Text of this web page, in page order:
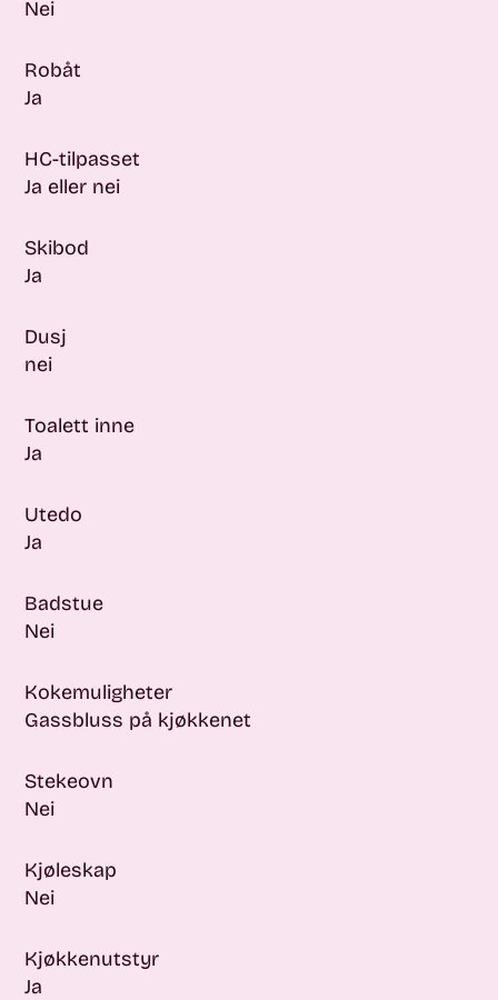
Nei
Robåt
Ja
HC-tilpasset
Ja eller nei
Skibod
Ja
Dusj
nei
Toalett inne
Ja
Utedo
Ja
Badstue
Nei
Kokemuligheter
Gassbluss på kjøkkenet
Stekeovn
Nei
Kjøleskap
Nei
Kjøkkenutstyr
Ja